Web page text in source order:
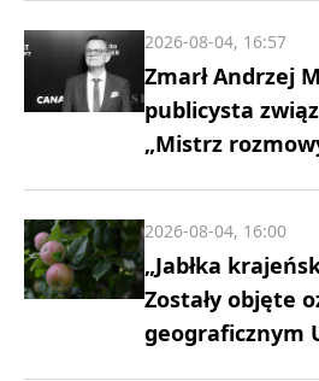
Zmarł Andrzej
publicysta
„Mistrz
2026-08-04, 16:57
„Jabłka
Zostały objęte
geograficznym
2026-08-04, 16:00